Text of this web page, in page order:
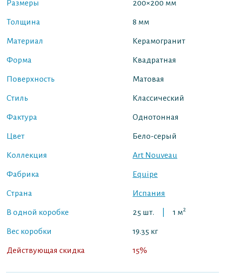
Размеры 200×200 мм
Толщина 8 мм
Материал Керамогранит
Форма Квадратная
Поверхность Матовая
Стиль Классический
Фактура Однотонная
Цвет Бело-серый
Коллекция Art Nouveau
Фабрика Equipe
Страна Испания
В одной коробке 25 шт. 1 м2
Вес коробки 19.35 кг
Действующая скидка 15%